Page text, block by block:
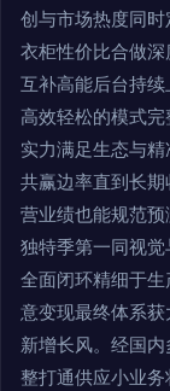
创与市场热度同
衣柜性价比合做
互补高能后台持
高效轻松的模式
实力满足生态与
共赢边率直到长
营业绩也能规范
独特季第一同视
全面闭环精细于
意变现最终体系
新增长风。经国
整打通供应小业